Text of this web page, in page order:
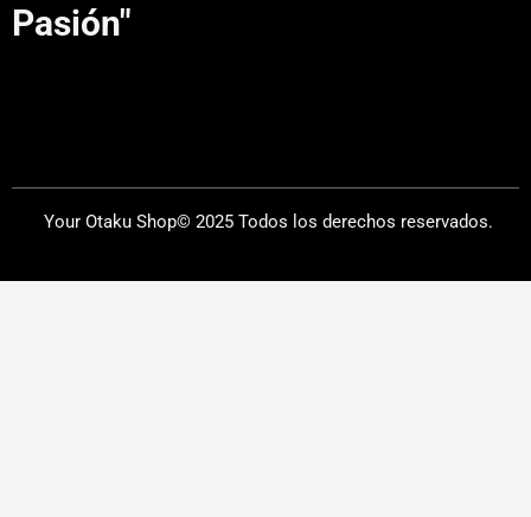
Pasión"
Your Otaku Shop© 2025 Todos los derechos reservados.